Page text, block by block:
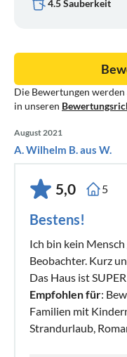
Matratzen sind mit
WÄSCHE: Für Ihren
Bettwäsche auf
bereitzustellen. Das
übernehmen Sie
bestehend aus einem
4.5 Sauberkeit
Die Bewertungen
in unseren
August 2021
A. Wilhelm B. aus W.
5,0 5
Bestens!
Ich bin kein
Beobachter. Kurz
Das Haus ist
Empfohlen für:
Familien mit
Strandurlaub,